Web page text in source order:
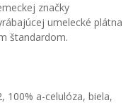
značky
umelecké plátna
štandardom.
100% a-celulóza, biela,